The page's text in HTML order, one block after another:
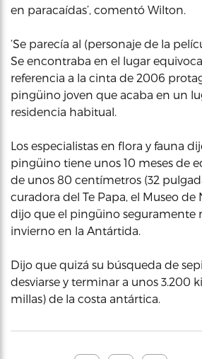
en paracaídas’, comentó Wilton.
‘Se parecía al (personaje de la
Se encontraba en el lugar
referencia a la cinta de 2006
pingüino joven que acaba en un
residencia habitual.
Los especialistas en flora y fauna
pingüino tiene unos 10 meses de
de unos 80 centímetros (32
curadora del Te Papa, el Museo de
dijo que el pingüino seguramente
invierno en la Antártida.
Dijo que quizá su búsqueda de
desviarse y terminar a unos 3.200
millas) de la costa antártica.